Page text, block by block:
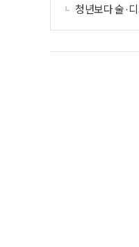
청년보다 술·